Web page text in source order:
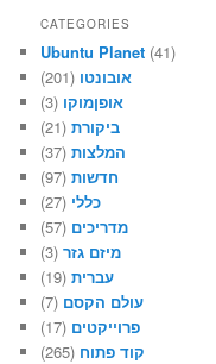
CATEGORIES
Ubuntu Planet (41)
אובונטו (201)
אופןמוקו (3)
ביקורת(21)
המלצות(37)
חדשות(97)
כללי (27)
מדריכים (57)
מיזם גזר(3)
עברית(19)
עולם הקסם (7)
פרוייקטים (17)
קוד פתוח (265)